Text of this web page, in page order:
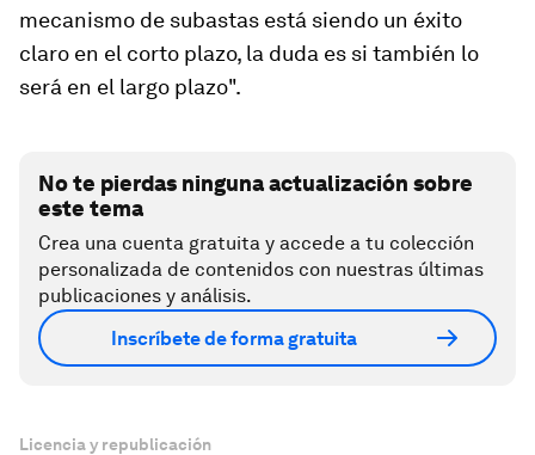
mecanismo de subastas está siendo un éxito
claro en el corto plazo, la duda es si también lo
será en el largo plazo".
No te pierdas ninguna actualización sobre
este tema
Crea una cuenta gratuita y accede a tu colección
personalizada de contenidos con nuestras últimas
publicaciones y análisis.
Inscríbete de forma gratuita
Licencia y republicación